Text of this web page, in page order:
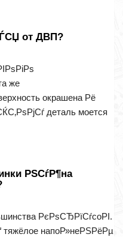
от ДВП?
же
окрашена Рё
деталь моется
РЅСѓР¶на
РєРѕСЂРїСѓсоРІ.
тяжёлое напоР»неРЅРёРµ